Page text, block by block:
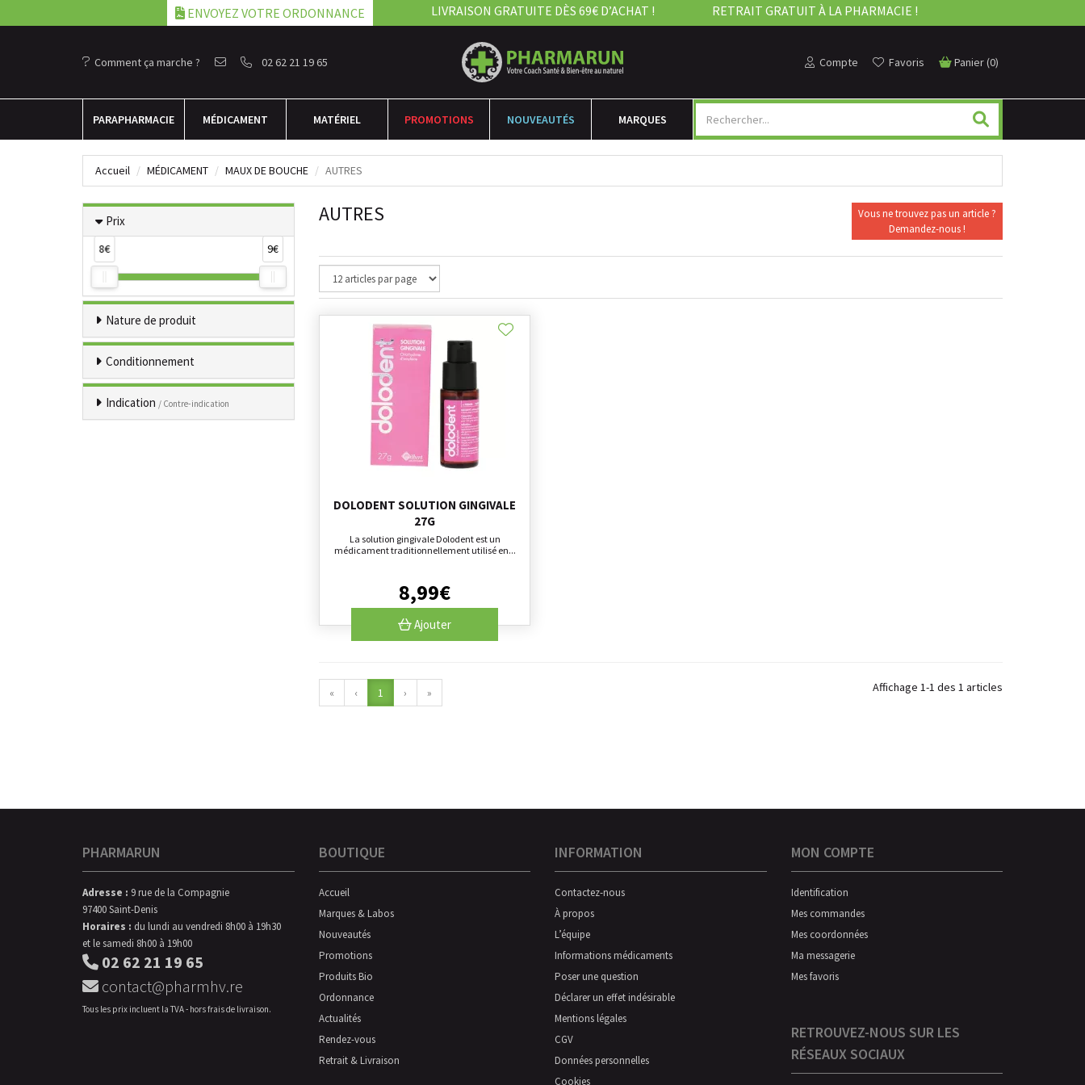
LIVRAISON GRATUITE DÈS 69€ D’ACHAT !
ENVOYEZ VOTRE ORDONNANCE RETRAIT GRATUIT À LA PHARMACIE !
Comment ça marche ? 02 62 21 19 65 Compte Favoris Panier(0)
PARAPHARMACIE MÉDICAMENT MATÉRIEL PROMOTIONS NOUVEAUTÉS MARQUES
Accueil MÉDICAMENT MAUX DE BOUCHE AUTRES
Prix
8€ 9€
Nature de produit
Conditionnement
Indication / Contre-indication
Vous ne trouvez pas un article ?
Demandez-nous !
AUTRES
DOLODENT SOLUTION GINGIVALE
27G
La solution gingivale Dolodent est un
médicament traditionnellement utilisé en...
8,99€
Ajouter
« ‹ 1 › » Affichage 1-1 des 1 articles
PHARMARUN
Adresse : 9 rue de la Compagnie
97400 Saint-Denis
Horaires : du lundi au vendredi 8h00 à 19h30
et le samedi 8h00 à 19h00
02 62 21 19 65
contact@pharmhv.re
Tous les prix incluent la TVA - hors frais de livraison.
BOUTIQUE
Accueil
Marques & Labos
Nouveautés
Promotions
Produits Bio
Ordonnance
Actualités
Rendez-vous
Retrait & Livraison
INFORMATION
Contactez-nous
À propos
L’équipe
Informations médicaments
Poser une question
Déclarer un effet indésirable
Mentions légales
CGV
Données personnelles
Cookies
MON COMPTE
Identification
Mes commandes
Mes coordonnées
Ma messagerie
Mes favoris
RETROUVEZ-NOUS SUR LES
RÉSEAUX SOCIAUX